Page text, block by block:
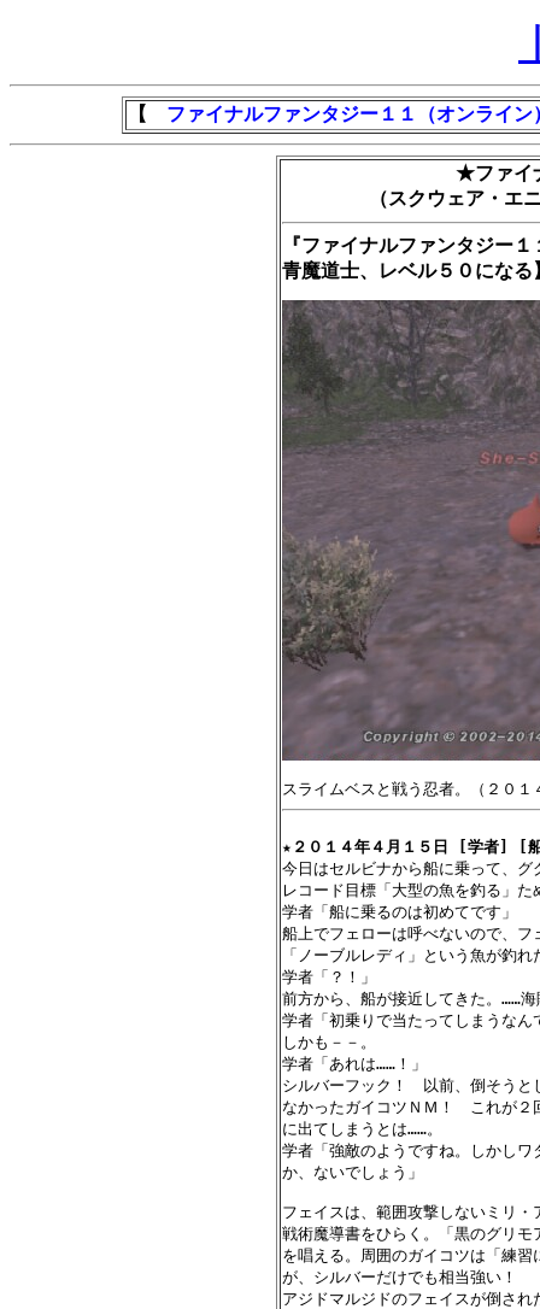
【 ファイナルファンタジー１１（オンライン
★ファイ
（スクウェア・エ
『ファイナルファンタジー
青魔道士、レベル５０になる
★ ２０１４年４月１５日 [学者] [
今日はセルビナから船に乗って、
レコード目標「大型の魚を釣る」た
学者「船に乗るのは初めてです」
船上でフェローは呼べないので、
「ノーブルレディ」という魚が釣
学者「？！」
前方から、船が接近してきた。……
学者「初乗りで当たってしまうなん
しかも－－。
学者「あれは……！」
シルバーフック！　以前、倒そう
なかったガイコツＮＭ！　これが
に出てしまうとは……。
学者「強敵のようですね。しかし
か、ないでしょう」
フェイスは、範囲攻撃しないミリ・
戦術魔導書をひらく。「黒のグリ
を唱える。周囲のガイコツは「練
が、シルバーだけでも相当強い！
アジドマルジドのフェイスが倒され